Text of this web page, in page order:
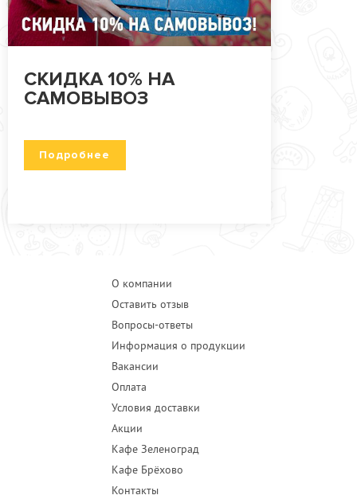
СКИДКА 10% НА
САМОВЫВОЗ
Подробнее
О компании
Оставить отзыв
Вопросы-ответы
Информация о продукции
Вакансии
Оплата
Условия доставки
Акции
Кафе Зеленоград
Кафе Брёхово
Контакты